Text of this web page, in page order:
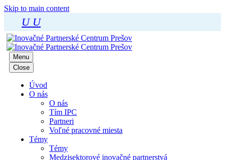
Skip to main content
U U
Menu
Close
Úvod
O nás
O nás
Tím IPC
Partneri
Voľné pracovné miesta
Témy
Témy
Medzisektorové inovačné partnerstvá